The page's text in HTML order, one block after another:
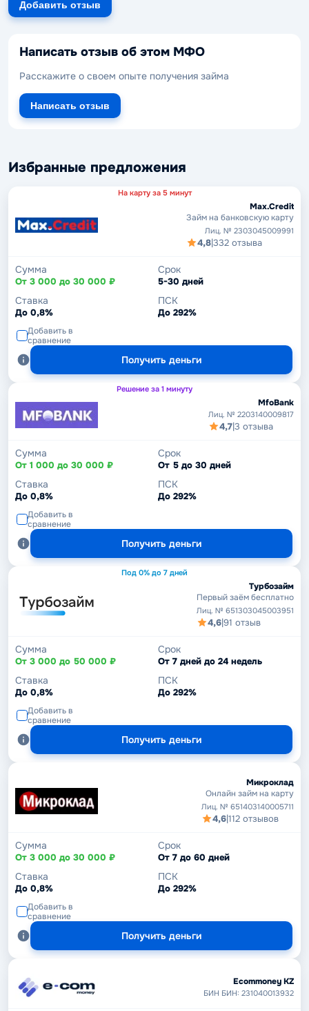
Добавить отзыв
Написать отзыв об этом МФО
Расскажите о своем опыте получения займа
Написать отзыв
Избранные предложения
На карту за 5 минут
Max.Credit
Займ на банковскую карту
Лиц. № 2303045009991
4,8|332 отзыва
Сумма
От 3 000 до 30 000 ₽
Срок
5-30 дней
Ставка
До 0,8%
ПСК
До 292%
Добавить в
сравнение
Получить деньги
Решение за 1 минуту
MfoBank
Лиц. № 2203140009817
4,7|3 отзыва
Сумма
От 1 000 до 30 000 ₽
Срок
От 5 до 30 дней
Ставка
До 0,8%
ПСК
До 292%
Добавить в
сравнение
Получить деньги
Под 0% до 7 дней
Турбозайм
Первый заём бесплатно
Лиц. № 651303045003951
4,6|91 отзыв
Сумма
От 3 000 до 50 000 ₽
Срок
От 7 дней до 24 недель
Ставка
До 0,8%
ПСК
До 292%
Добавить в
сравнение
Получить деньги
Микроклад
Онлайн займ на карту
Лиц. № 651403140005711
4,6|112 отзывов
Сумма
От 3 000 до 30 000 ₽
Срок
От 7 до 60 дней
Ставка
До 0,8%
ПСК
До 292%
Добавить в
сравнение
Получить деньги
Ecommoney KZ
БИН БИН: 231040013932